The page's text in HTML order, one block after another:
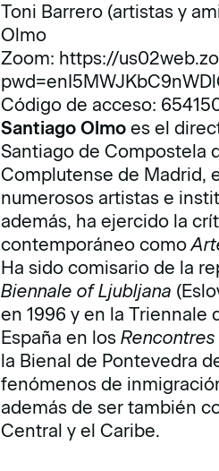
Toni Barrero (artistas y
Olmo
Zoom: https://
Código de acceso:
Santiago Olmoes el
Santiago de Compostela
Complutense de Madrid,
numerosos artistas e
además, ha ejercido la
contemporáneo como
Ha sido comisario de la
Biennale of Ljubljana
en 1996 y en la Triennale
España en los
la Bienal de Pontevedra
fenómenos de
además de ser también
Central y el Caribe.